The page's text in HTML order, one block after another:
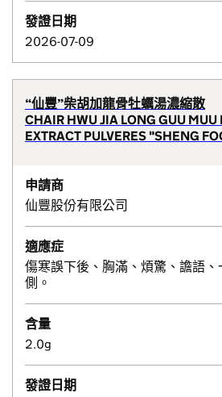
發證日期
2026-07-09
“仙豐”柴胡加龍骨牡蠣湯濃縮散
CHAIR HWU JIA LONG GUU MUU
EXTRACT PULVERES "SHENG
申請商
仙豐股份有限公司
適應症
傷寒誤下後、胸滿、煩驚、譫語
側。
含量
2.0g
發證日期